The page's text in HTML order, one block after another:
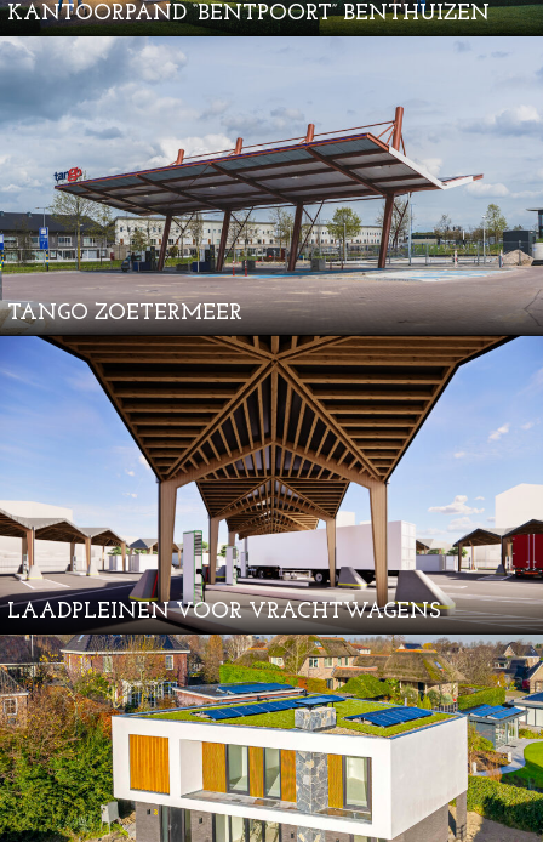
KANTOORPAND “BENTPOORT” BENTHUIZEN
TANGO ZOETERMEER
LAADPLEINEN VOOR VRACHTWAGENS